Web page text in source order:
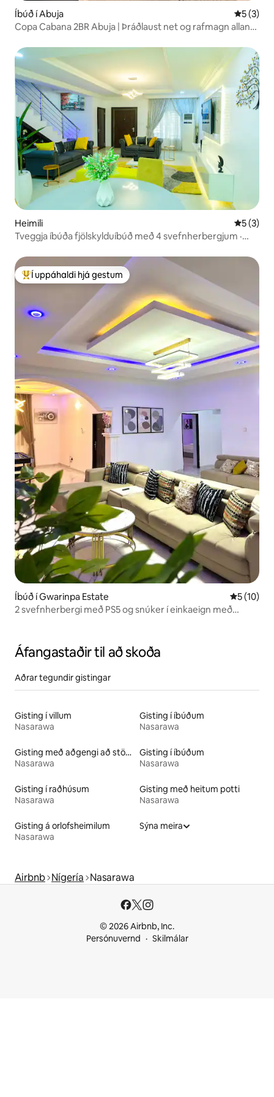
Íbúð í Abuja 5 af 5 í
5 (3)
Copa Cabana 2BR Abuja | Þráðlaust net og rafmagn allan
Heimili 5 af 5 í
5 (3)
Tveggja íbúða fjölskylduíbúð með 4 svefnherbergjum ·
Í mestu uppáhaldi hjá gestum
Í uppáhaldi hjá gestum
Íbúð í Gwarinpa Estate 5 af 5 í
5 (10)
2 svefnherbergi með PS5 og snúker í einkaeign með
Áfangastaðir til að skoða
Aðrar tegundir gistingar
Gisting í villum
Nasarawa
Gisting í íbúðum
Nasarawa
Gisting með aðgengi að stöðuvatni
Nasarawa
Gisting í íbúðum
Nasarawa
Gisting í raðhúsum
Nasarawa
Gisting með heitum potti
Nasarawa
Gisting á orlofsheimilum
Nasarawa
Sýna meira
Airbnb Nígería Nasarawa
© 2026 Airbnb, Inc.
Persónuvernd
Skilmálar